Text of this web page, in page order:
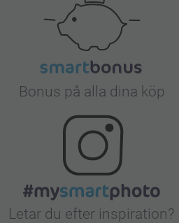
Bonus på alla dina köp
Letar du efter inspiration?